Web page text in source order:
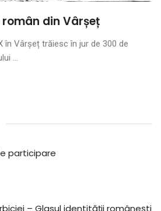
din Vârșeț
în Vârșeț trăiesc în jur de 300 de
...
participare
– Glasul identității românești